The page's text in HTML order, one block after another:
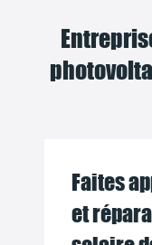
Faites
et